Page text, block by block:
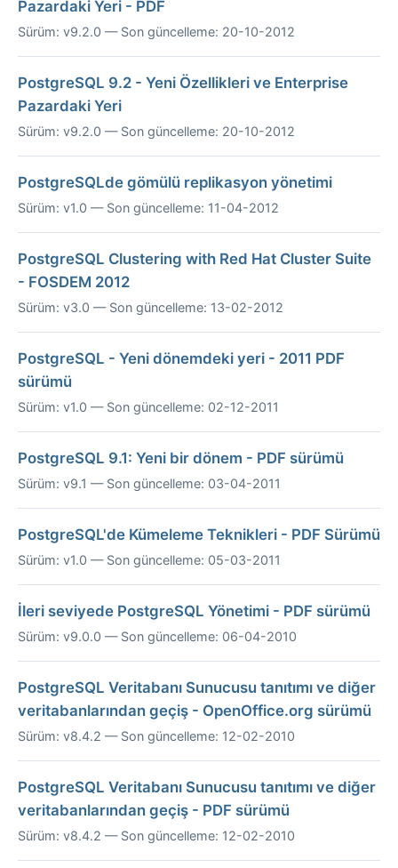
Pazardaki Yeri - PDF
Sürüm: v9.2.0 — Son güncelleme: 20-10-2012
PostgreSQL 9.2 - Yeni Özellikleri ve Enterprise
Pazardaki Yeri
Sürüm: v9.2.0 — Son güncelleme: 20-10-2012
PostgreSQLde gömülü replikasyon yönetimi
Sürüm: v1.0 — Son güncelleme: 11-04-2012
PostgreSQL Clustering with Red Hat Cluster Suite
- FOSDEM 2012
Sürüm: v3.0 — Son güncelleme: 13-02-2012
PostgreSQL - Yeni dönemdeki yeri - 2011 PDF
sürümü
Sürüm: v1.0 — Son güncelleme: 02-12-2011
PostgreSQL 9.1: Yeni bir dönem - PDF sürümü
Sürüm: v9.1 — Son güncelleme: 03-04-2011
PostgreSQL'de Kümeleme Teknikleri - PDF Sürümü
Sürüm: v1.0 — Son güncelleme: 05-03-2011
İleri seviyede PostgreSQL Yönetimi - PDF sürümü
Sürüm: v9.0.0 — Son güncelleme: 06-04-2010
PostgreSQL Veritabanı Sunucusu tanıtımı ve diğer
veritabanlarından geçiş - OpenOffice.org sürümü
Sürüm: v8.4.2 — Son güncelleme: 12-02-2010
PostgreSQL Veritabanı Sunucusu tanıtımı ve diğer
veritabanlarından geçiş - PDF sürümü
Sürüm: v8.4.2 — Son güncelleme: 12-02-2010